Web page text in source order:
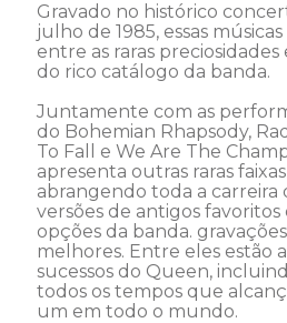
Gravado no histórico
julho de 1985, essas
entre as raras preciosidades
do rico catálogo da banda.
Juntamente com as
do Bohemian Rhapsody,
To Fall e We Are The
apresenta outras raras
abrangendo toda a carreira
versões de antigos
opções da banda.
melhores. Entre eles estão
sucessos do Queen,
todos os tempos que
um em todo o mundo.